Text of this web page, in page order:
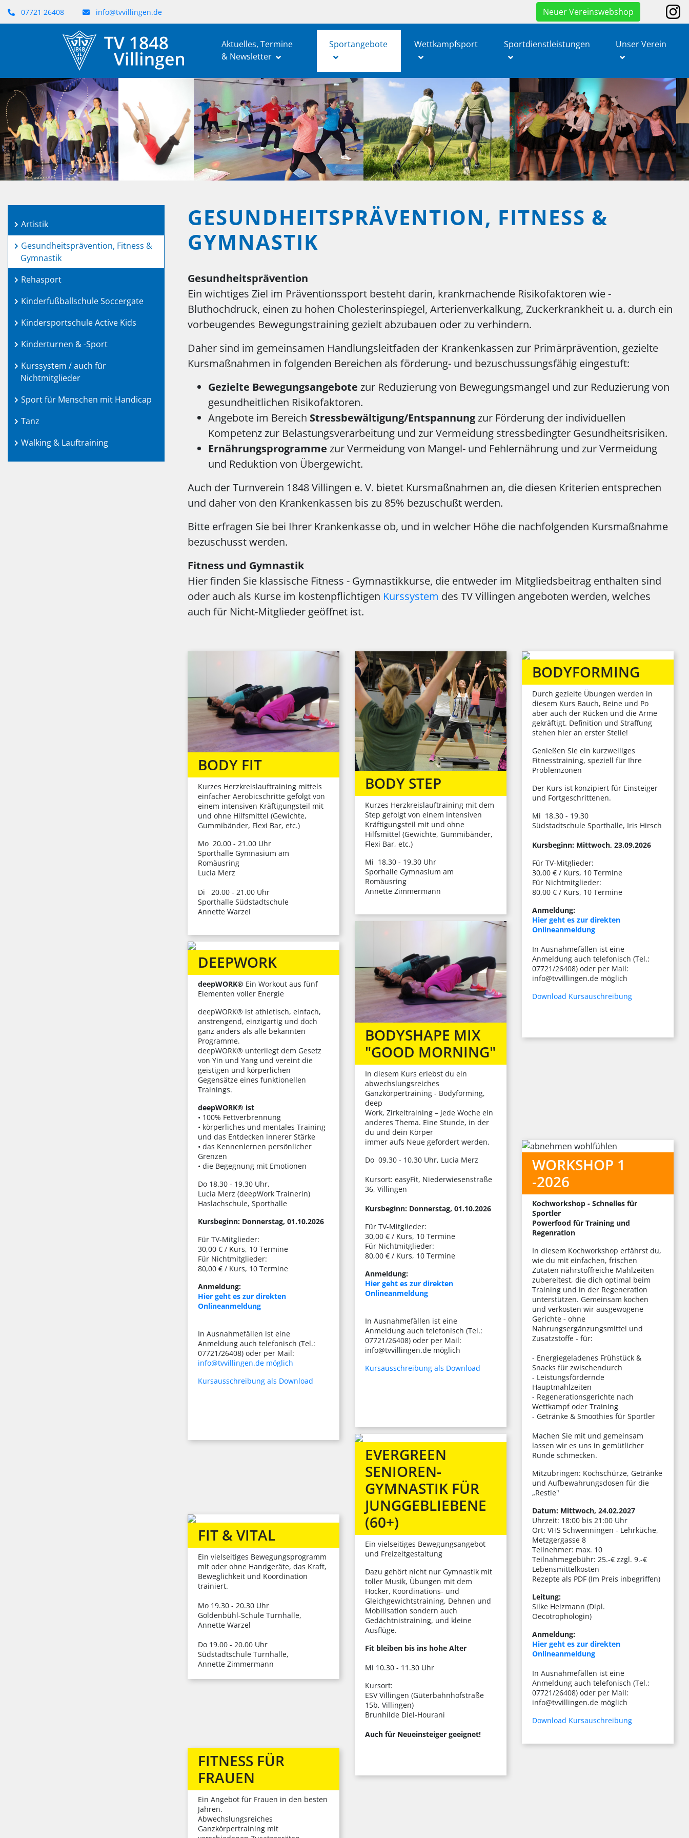
07721 26408 info@tvvillingen.de Neuer Vereinswebshop
Aktuelles, Termine
& Newsletter
Sportangebote Wettkampfsport Sportdienstleistungen Unser Verein
Artistik
Gesundheitsprävention, Fitness &
Gymnastik
Rehasport
Kinderfußballschule Soccergate
Kindersportschule Active Kids
Kinderturnen & -Sport
Kurssystem / auch für
Nichtmitglieder
Sport für Menschen mit Handicap
Tanz
Walking & Lauftraining
GESUNDHEITSPRÄVENTION, FITNESS &
GYMNASTIK
Gesundheitsprävention
Ein wichtiges Ziel im Präventionssport besteht darin, krankmachende Risikofaktoren wie -
Bluthochdruck, einen zu hohen Cholesterinspiegel, Arterienverkalkung, Zuckerkrankheit u. a. durch ein
vorbeugendes Bewegungstraining gezielt abzubauen oder zu verhindern.
Daher sind im gemeinsamen Handlungsleitfaden der Krankenkassen zur Primärprävention, gezielte
Kursmaßnahmen in folgenden Bereichen als förderung- und bezuschussungsfähig eingestuft:
Gezielte Bewegungsangebote zur Reduzierung von Bewegungsmangel und zur Reduzierung von
gesundheitlichen Risikofaktoren.
Angebote im Bereich Stressbewältigung/Entspannungzur Förderung der individuellen
Kompetenz zur Belastungsverarbeitung und zur Vermeidung stressbedingter Gesundheitsrisiken.
Ernährungsprogramme zur Vermeidung von Mangel- und Fehlernährung und zur Vermeidung
und Reduktion von Übergewicht.
Auch der Turnverein 1848 Villingen e. V. bietet Kursmaßnahmen an, die diesen Kriterien entsprechen
und daher von den Krankenkassen bis zu 85% bezuschußt werden.
Bitte erfragen Sie bei Ihrer Krankenkasse ob, und in welcher Höhe die nachfolgenden Kursmaßnahme
bezuschusst werden.
Fitness und Gymnastik
Hier finden Sie klassische Fitness - Gymnastikkurse, die entweder im Mitgliedsbeitrag enthalten sind
oder auch als Kurse im kostenpflichtigen Kurssystem des TV Villingen angeboten werden, welches
auch für Nicht-Mitglieder geöffnet ist.
BODY FIT
Kurzes Herzkreislauftraining mittels
einfacher Aerobicschritte gefolgt von
einem intensiven Kräftigungsteil mit
und ohne Hilfsmittel (Gewichte,
Gummibänder, Flexi Bar, etc.)
Mo 20.00 - 21.00 Uhr
Sporthalle Gymnasium am
Romäusring
Lucia Merz
Di 20.00 - 21.00 Uhr
Sporthalle Südstadtschule
Annette Warzel
BODY STEP
Kurzes Herzkreislauftraining mit dem
Step gefolgt von einem intensiven
Kräftigungsteil mit und ohne
Hilfsmittel (Gewichte, Gummibänder,
Flexi Bar, etc.)
Mi 18.30 - 19.30 Uhr
Sporhalle Gymnasium am
Romäusring
Annette Zimmermann
BODYFORMING
Durch gezielte Übungen werden in
diesem Kurs Bauch, Beine und Po
aber auch der Rücken und die Arme
gekräftigt. Definition und Straffung
stehen hier an erster Stelle!
Genießen Sie ein kurzweiliges
Fitnesstraining, speziell für Ihre
Problemzonen
Der Kurs ist konzipiert für Einsteiger
und Fortgeschrittenen.
Mi 18.30 - 19.30
Südstadtschule Sporthalle, Iris Hirsch
Kursbeginn: Mittwoch, 23.09.2026
Für TV-Mitglieder:
30,00 € / Kurs, 10 Termine
Für Nichtmitglieder:
80,00 € / Kurs, 10 Termine
Anmeldung:
Hier geht es zur direkten
Onlineanmeldung
In Ausnahmefällen ist eine
Anmeldung auch telefonisch (Tel.:
07721/26408) oder per Mail:
info@tvvillingen.de möglich
Download Kursauschreibung
BODYSHAPE MIX
"GOOD MORNING"
In diesem Kurs erlebst du ein
abwechslungsreiches
Ganzkörpertraining - Bodyforming,
deep
Work, Zirkeltraining – jede Woche ein
anderes Thema. Eine Stunde, in der
du und dein Körper
immer aufs Neue gefordert werden.
Do 09.30 - 10.30 Uhr, Lucia Merz
Kursort: easyFit, Niederwiesenstraße
36, Villingen
Kursbeginn: Donnerstag, 01.10.2026
Für TV-Mitglieder:
30,00 € / Kurs, 10 Termine
Für Nichtmitglieder:
80,00 € / Kurs, 10 Termine
Anmeldung:
Hier geht es zur direkten
Onlineanmeldung
In Ausnahmefällen ist eine
Anmeldung auch telefonisch (Tel.:
07721/26408) oder per Mail:
info@tvvillingen.de möglich
Kursausschreibung als Download
DEEPWORK
deepWORK® Ein Workout aus fünf
Elementen voller Energie
deepWORK® ist athletisch, einfach,
anstrengend, einzigartig und doch
ganz anders als alle bekannten
Programme.
deepWORK® unterliegt dem Gesetz
von Yin und Yang und vereint die
geistigen und körperlichen
Gegensätze eines funktionellen
Trainings.
deepWORK® ist
• 100% Fettverbrennung
• körperliches und mentales Training
und das Entdecken innerer Stärke
• das Kennenlernen persönlicher
Grenzen
• die Begegnung mit Emotionen
Do 18.30 - 19.30 Uhr,
Lucia Merz (deepWork Trainerin)
Haslachschule, Sporthalle
Kursbeginn: Donnerstag, 01.10.2026
Für TV-Mitglieder:
30,00 € / Kurs, 10 Termine
Für Nichtmitglieder:
80,00 € / Kurs, 10 Termine
Anmeldung:
Hier geht es zur direkten
Onlineanmeldung
In Ausnahmefällen ist eine
Anmeldung auch telefonisch (Tel.:
07721/26408) oder per Mail:
info@tvvillingen.de möglich
Kursausschreibung als Download
WORKSHOP 1
-2026
Kochworkshop - Schnelles für
Sportler
Powerfood für Training und
Regenration
In diesem Kochworkshop erfährst du,
wie du mit einfachen, frischen
Zutaten nährstoffreiche Mahlzeiten
zubereitest, die dich optimal beim
Training und in der Regeneration
unterstützen. Gemeinsam kochen
und verkosten wir ausgewogene
Gerichte - ohne
Nahrungsergänzungsmittel und
Zusatzstoffe - für:
- Energiegeladenes Frühstück &
Snacks für zwischendurch
- Leistungsfördernde
Hauptmahlzeiten
- Regenerationsgerichte nach
Wettkampf oder Training
- Getränke & Smoothies für Sportler
Machen Sie mit und gemeinsam
lassen wir es uns in gemütlicher
Runde schmecken.
Mitzubringen: Kochschürze, Getränke
und Aufbewahrungsdosen für die
„Restle"
Datum: Mittwoch, 24.02.2027
Uhrzeit: 18:00 bis 21:00 Uhr
Ort: VHS Schwenningen - Lehrküche,
Metzgergasse 8
Teilnehmer: max. 10
Teilnahmegebühr: 25.-€ zzgl. 9.-€
Lebensmittelkosten
Rezepte als PDF (Im Preis inbegriffen)
Leitung:
Silke Heizmann (Dipl.
Oecotrophologin)
Anmeldung:
Hier geht es zur direkten
Onlineanmeldung
In Ausnahmefällen ist eine
Anmeldung auch telefonisch (Tel.:
07721/26408) oder per Mail:
info@tvvillingen.de möglich
Download Kursauschreibung
EVERGREEN
SENIOREN­
GYMNASTIK FÜR
JUNGGEBLIEBENE
(60+)
Ein vielseitiges Bewegungsangebot
und Freizeitgestaltung
Dazu gehört nicht nur Gymnastik mit
toller Musik, Übungen mit dem
Hocker, Koordinations- und
Gleichgewichtstraining, Dehnen und
Mobilisation sondern auch
Gedächtnistraining, und kleine
Ausflüge.
Fit bleiben bis ins hohe Alter
Mi 10.30 - 11.30 Uhr
Kursort:
ESV Villingen (Güterbahnhofstraße
15b, Villingen)
Brunhilde Diel-Hourani
Auch für Neueinsteiger geeignet!
FIT & VITAL
Ein vielseitiges Bewegungsprogramm
mit oder ohne Handgeräte, das Kraft,
Beweglichkeit und Koordination
trainiert.
Mo 19.30 - 20.30 Uhr
Goldenbühl-Schule Turnhalle,
Annette Warzel
Do 19.00 - 20.00 Uhr
Südstadtschule Turnhalle,
Annette Zimmermann
FITNESS FÜR
FRAUEN
Ein Angebot für Frauen in den besten
Jahren.
Abwechslungsreiches
Ganzkörpertraining mit